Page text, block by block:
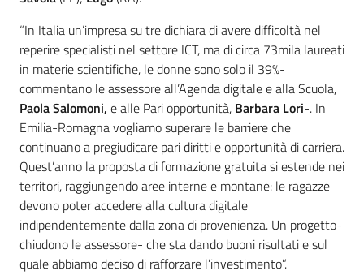
“In Italia un’impresa su tre dichiara di avere difficoltà nel
reperire specialisti nel settore ICT, ma di circa 73mila laureati
in materie scientifiche, le donne sono solo il 39%-
commentano le assessore all’Agenda digitale e alla Scuola,
Paola Salomoni, e alle Pari opportunità, Barbara Lori-. In
Emilia-Romagna vogliamo superare le barriere che
continuano a pregiudicare pari diritti e opportunità di carriera.
Quest’anno la proposta di formazione gratuita si estende nei
territori, raggiungendo aree interne e montane: le ragazze
devono poter accedere alla cultura digitale
indipendentemente dalla zona di provenienza. Un progetto-
chiudono le assessore- che sta dando buoni risultati e sul
quale abbiamo deciso di rafforzare l’investimento”.